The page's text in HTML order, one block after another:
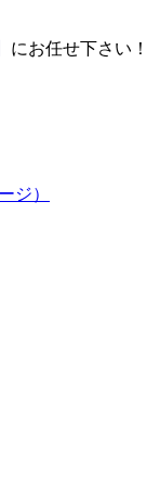
にお任せ下さい！
ジ）